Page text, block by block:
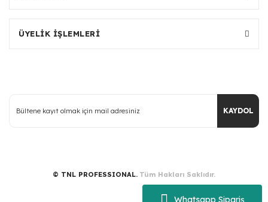
Whatsapp Sipariş
ÜYELİK İŞLEMLERİ
KAYDOL
© TNL PROFESSIONAL. Tüm Hakları Saklıdır.